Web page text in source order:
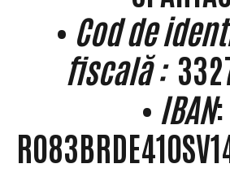
• Cod de
fiscală :
• IBAN: